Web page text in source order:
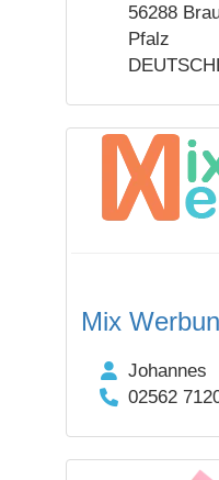
56288
Pfalz
Mix
Johannes
02562